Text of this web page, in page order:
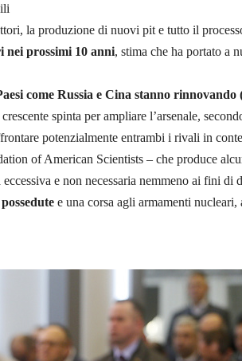
la produzione di nuovi pit e tutto il
nei prossimi 10 anni, stima che ha portato a
come Russia e Cina stanno
spinta per ampliare l’arsenale,
potenzialmente entrambi i rivali in
of American Scientists – che produce
e non necessaria nemmeno ai fini di
e una corsa agli armamenti